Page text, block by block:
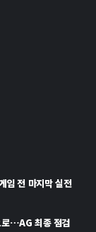
임 전 마지막 실전
로…AG 최종 점검